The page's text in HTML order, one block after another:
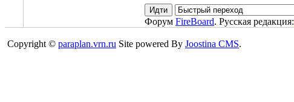
Форум FireBoard. Русская редакция:
Copyright © paraplan.vrn.ru Site powered By Joostina CMS.